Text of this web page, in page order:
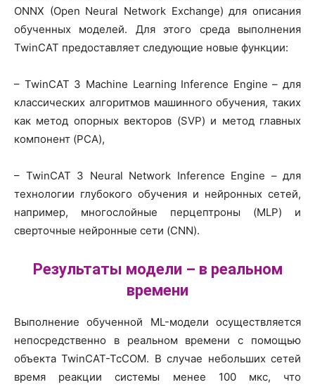
ONNX (Open Neural Network Exchange) для описания
обученных моделей. Для этого среда выполнения
TwinCAT предоставляет следующие новые функции:
– TwinCAT 3 Machine Learning Inference Engine – для
классических алгоритмов машинного обучения, таких
как метод опорных векторов (SVP) и метод главных
компонент (PCA),
– TwinCAT 3 Neural Network Inference Engine – для
технологии глубокого обучения и нейронных сетей,
например, многослойные перцептроны (MLP) и
сверточные нейронные сети (CNN).
Результаты модели – в реальном
времени
Выполнение обученной ML-модели осуществляется
непосредственно в реальном времени с помощью
объекта TwinCAT-TcCOM. В случае небольших сетей
время реакции системы менее 100 мкс, что